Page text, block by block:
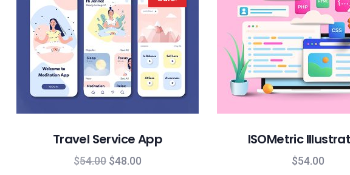
Travel Service App
$54.00 $48.00
ISOMetric
$54.00